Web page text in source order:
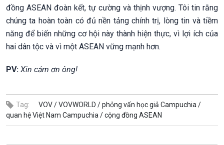
đồng ASEAN đoàn kết, tự cường và thịnh vượng. Tôi tin rằng
chúng ta hoàn toàn có đủ nền tảng chính trị, lòng tin và tiềm
năng để biến những cơ hội này thành hiện thực, vì lợi ích của
hai dân tộc và vì một ASEAN vững mạnh hơn.
PV: Xin cảm ơn ông!
Tag: VOV /VOVWORLD /phỏng vấn học giả Campuchia /
quan hệ Việt Nam Campuchia /cộng đồng ASEAN